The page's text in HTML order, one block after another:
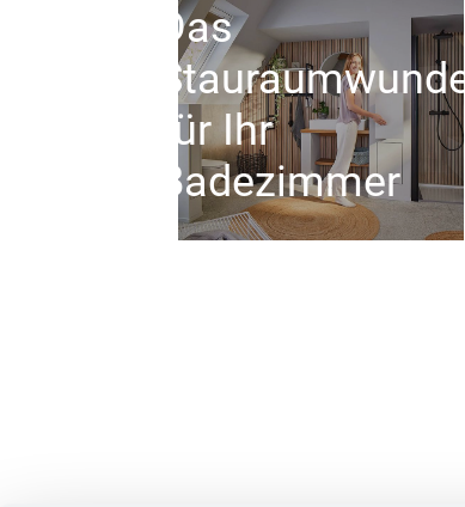
Das
Stauraumwunder
für Ihr
Badezimmer